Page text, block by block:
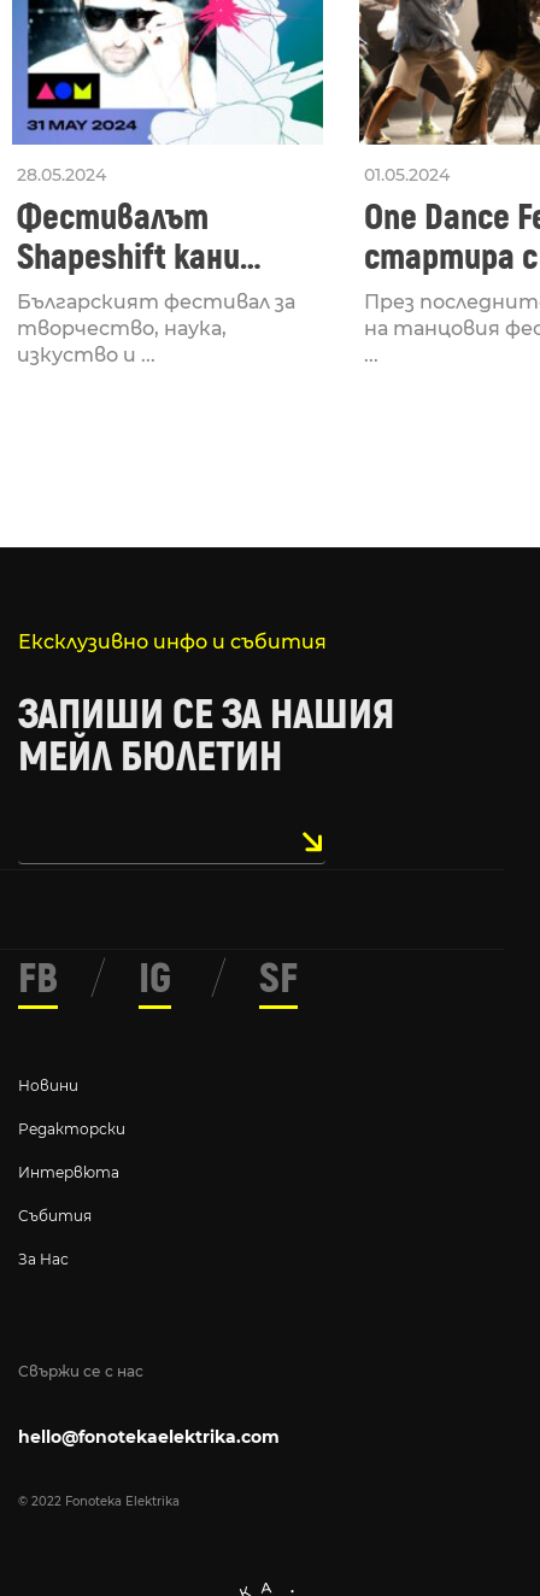
28.05.2024
Фестивалът
Shapeshift кани
Fabrizio Mammarella
за откриването си
Българският фестивал за
творчество, наука,
изкуство и ...
01.05.2024
One Dance
стартира
Lucid,
рейв
През
на танцовия
...
Ексклузивно инфо и събития
ЗАПИШИ СЕ ЗА НАШИЯ
МЕЙЛ БЮЛЕТИН
Свържи се с нас
hello@fonotekaelektrika.com
© 2022 Fonoteka Elektrika
Новини
Редакторски
Интервюта
Събития
За Нас
FB / IG / SF